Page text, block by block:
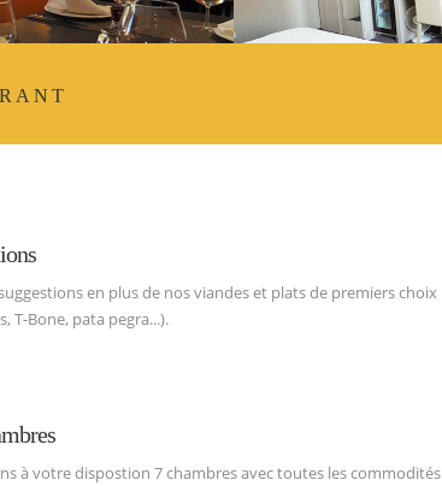
en plus de nos viandes et plats de premiers choix
T-Bone, pata pegra...).
à votre dispostion 7 chambres avec toutes les commodités